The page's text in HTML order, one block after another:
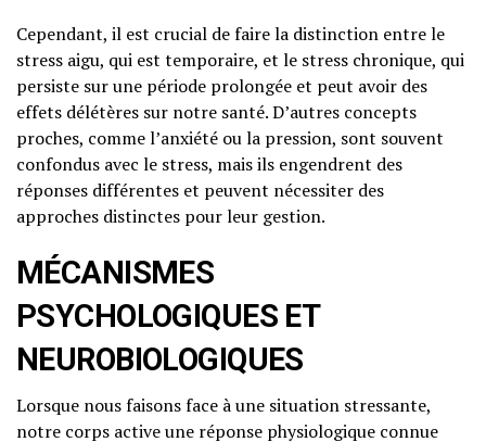
Cependant, il est crucial de faire la distinction entre le
stress aigu, qui est temporaire, et le stress chronique, qui
persiste sur une période prolongée et peut avoir des
effets délétères sur notre santé. D’autres concepts
proches, comme l’anxiété ou la pression, sont souvent
confondus avec le stress, mais ils engendrent des
réponses différentes et peuvent nécessiter des
approches distinctes pour leur gestion.
MÉCANISMES
PSYCHOLOGIQUES ET
NEUROBIOLOGIQUES
Lorsque nous faisons face à une situation stressante,
notre corps active une réponse physiologique connue